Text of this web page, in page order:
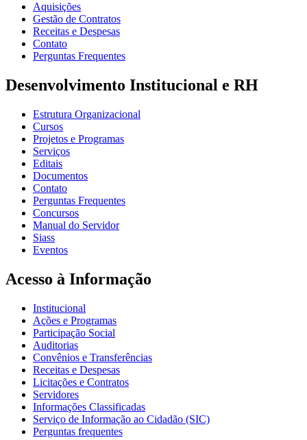
Aquisições
Gestão de Contratos
Receitas e Despesas
Contato
Perguntas Frequentes
Desenvolvimento Institucional e RH
Estrutura Organizacional
Cursos
Projetos e Programas
Serviços
Editais
Documentos
Contato
Perguntas Frequentes
Concursos
Manual do Servidor
Siass
Eventos
Acesso à Informação
Institucional
Ações e Programas
Participação Social
Auditorias
Convênios e Transferências
Receitas e Despesas
Licitações e Contratos
Servidores
Informações Classificadas
Serviço de Informação ao Cidadão (SIC)
Perguntas frequentes